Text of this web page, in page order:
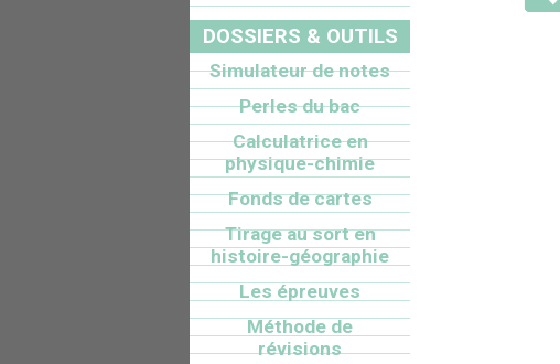
DOSSIERS & OUTILS
Simulateur de notes
Perles du bac
Calculatrice en
physique-chimie
Fonds de cartes
Tirage au sort en
histoire-géographie
Les épreuves
Méthode de
révisions